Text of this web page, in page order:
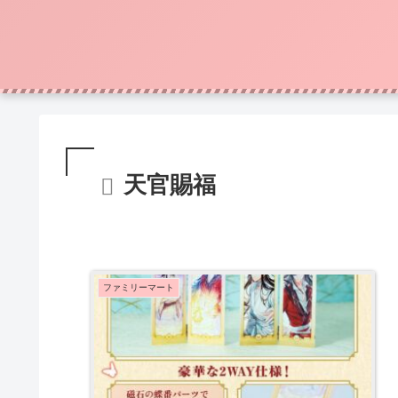
天官賜福
ファミリーマート